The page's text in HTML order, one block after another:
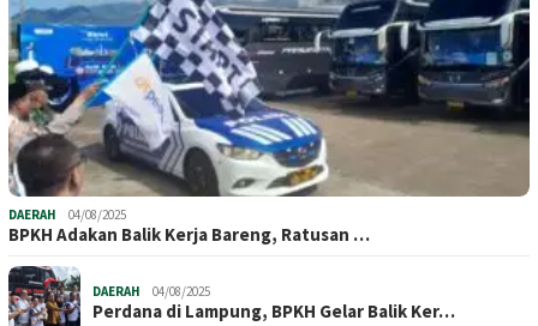
DAERAH 04/08/2025
BPKH Adakan Balik Kerja Bareng, Ratusan …
DAERAH 04/08/2025
Perdana di Lampung, BPKH Gelar Balik Ker…